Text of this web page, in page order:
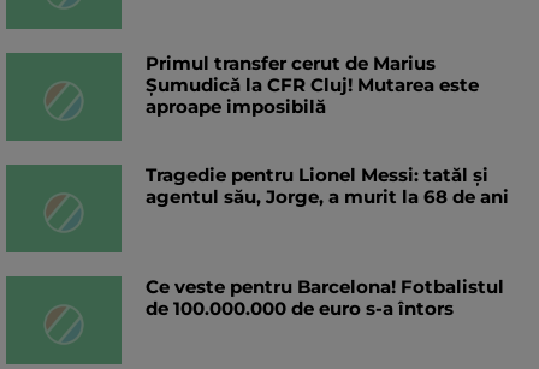
Primul transfer cerut de Marius
Șumudică la CFR Cluj! Mutarea este
aproape imposibilă
Tragedie pentru Lionel Messi: tatăl și
agentul său, Jorge, a murit la 68 de ani
Ce veste pentru Barcelona! Fotbalistul
de 100.000.000 de euro s-a întors